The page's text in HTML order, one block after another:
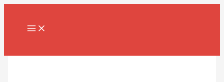
Skip
content
MAIN
จำนวน
โค้ง
กรอบ